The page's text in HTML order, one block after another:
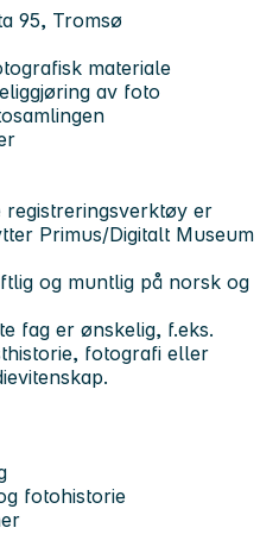
95, Tromsø
materiale
av foto
registreringsverktøy er
Primus/Digitalt Museum
og muntlig på norsk og
fag er ønskelig, f.eks.
fotografi eller
fotohistorie